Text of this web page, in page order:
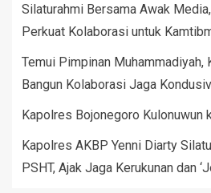
Silaturahmi Bersama Awak
Perkuat Kolaborasi untuk
Temui Pimpinan Muhammadiyah,
Bangun Kolaborasi Jaga
Kapolres Bojonegoro Kulonuwun
Kapolres AKBP Yenni Diarty
PSHT, Ajak Jaga Kerukunan dan